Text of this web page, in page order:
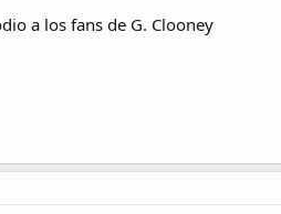
a los fans de G. Clooney